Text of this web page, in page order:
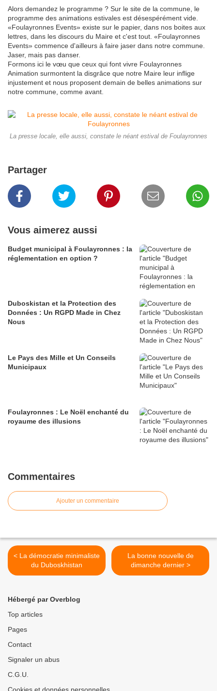
Alors demandez le programme ? Sur le site de la commune, le
programme des animations estivales est désespérément vide.
«Foulayronnes Events» existe sur le papier, dans nos boites aux
lettres, dans les discours du Maire et c'est tout. «Foulayronnes
Events» commence d'ailleurs à faire jaser dans notre commune.
Jaser, mais pas danser.
Formons ici le vœu que ceux qui font vivre Foulayronnes
Animation surmontent la disgrâce que notre Maire leur inflige
injustement et nous proposent demain de belles animations sur
notre commune, comme avant.
La presse locale, elle aussi, constate le néant estival de Foulayronnes
Partager
Vous aimerez aussi
Budget municipal à Foulayronnes : la
réglementation en option ?
Duboskistan et la Protection des
Données : Un RGPD Made in Chez
Nous
Le Pays des Mille et Un Conseils
Municipaux
Foulayronnes : Le Noël enchanté du
royaume des illusions
Commentaires
Ajouter un commentaire
< La démocratie minimaliste
du Duboskhistan
La bonne nouvelle de
dimanche dernier >
Hébergé par Overblog
Top articles
Pages
Contact
Signaler un abus
C.G.U.